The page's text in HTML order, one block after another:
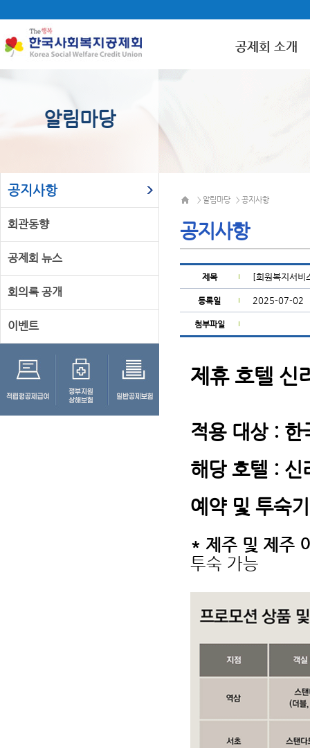
공제회 소개
알림마당
공지사항
회관동향
공제회 뉴스
회의록 공개
이벤트
> 알림마당 > 공지사항
공지사항
제목 [회원복지서비
등록일 2025-07-02
첨부파일
제휴 호텔 신
적용 대상 :
해당 호텔 : 신
예약 및 투숙
* 제주 및 제주
투숙 가능